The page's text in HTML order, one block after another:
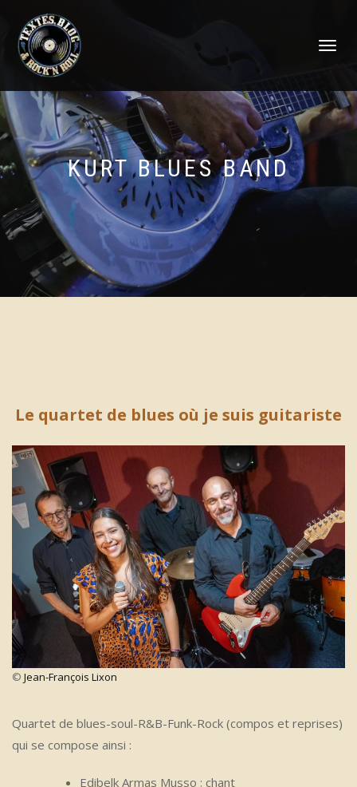
DÉPLIER
KURT BLUES BAND
Le quartet de blues où je suis guitariste
© Jean-François Lixon
Quartet de blues-soul-R&B-Funk-Rock (compos et reprises)
qui se compose ainsi :
Edibelk Armas Musso : chant